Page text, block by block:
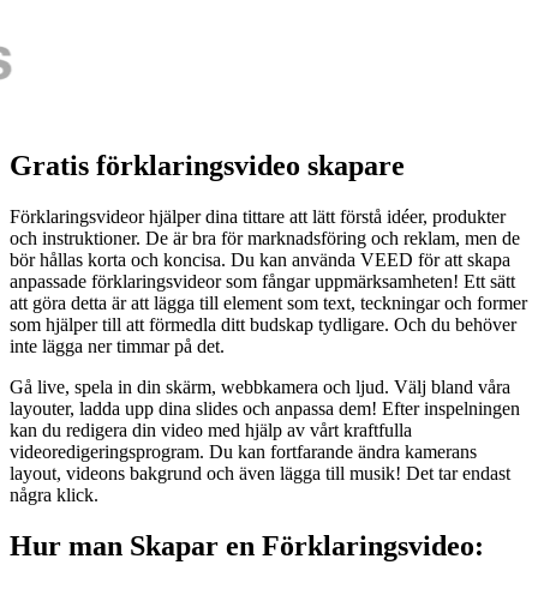
Gratis förklaringsvideo skapare
Förklaringsvideor hjälper dina tittare att lätt förstå idéer, produkter
och instruktioner. De är bra för marknadsföring och reklam, men de
bör hållas korta och koncisa. Du kan använda VEED för att skapa
anpassade förklaringsvideor som fångar uppmärksamheten! Ett sätt
att göra detta är att lägga till element som text, teckningar och former
som hjälper till att förmedla ditt budskap tydligare. Och du behöver
inte lägga ner timmar på det.
Gå live, spela in din skärm, webbkamera och ljud. Välj bland våra
layouter, ladda upp dina slides och anpassa dem! Efter inspelningen
kan du redigera din video med hjälp av vårt kraftfulla
videoredigeringsprogram. Du kan fortfarande ändra kamerans
layout, videons bakgrund och även lägga till musik! Det tar endast
några klick.
Hur man Skapar en Förklaringsvideo: